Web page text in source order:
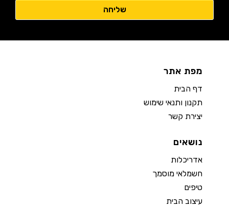
מפת אתר
דף הבית
תקנון ותנאי שימוש
יצירת קשר
נושאים
אדריכלות
חשמלאי מוסמך
טיפים
עיצוב הבית